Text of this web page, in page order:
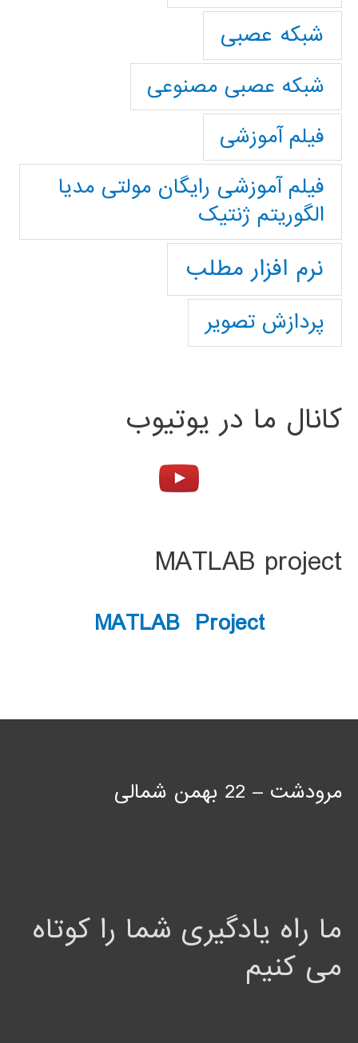
شبکه عصبی
شبکه عصبی مصنوعی
فیلم آموزشی
فیلم آموزشی رایگان مولتی مدیا
الگوریتم ژنتیک
نرم افزار مطلب
پردازش تصویر
کانال ما در یوتیوب
MATLAB project
MATLAB Project
مرودشت – 22 بهمن شمالی
ما راه یادگیری شما را کوتاه
می کنیم